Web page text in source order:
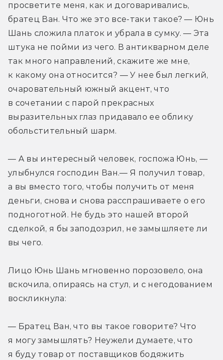
просветите меня, как и договаривались,
братец Ван. Что же это все-таки такое? — Юнь
Шань сложила платок и убрала в сумку. — Эта
штука не пойми из чего. В антикварном деле
так много направлений, скажите же мне,
к какому она относится? — У нее был легкий,
очаровательный южный акцент, что
в сочетании с парой прекрасных
выразительных глаз придавало ее облику
обольстительный шарм.
— А вы интересный человек, госпожа Юнь, —
улыбнулся господин Ван.— Я получил товар,
а вы вместо того, чтобы получить от меня
деньги, снова и снова расспрашиваете о его
подноготной. Не будь это нашей второй
сделкой, я бы заподозрил, не замышляете ли
вы чего.
Лицо Юнь Шань мгновенно порозовело, она
вскочила, опираясь на стул, и с негодованием
воскликнула:
— Братец Ван, что вы такое говорите? Что
я могу замышлять? Неужели думаете, что
я буду товар от поставщиков бодяжить